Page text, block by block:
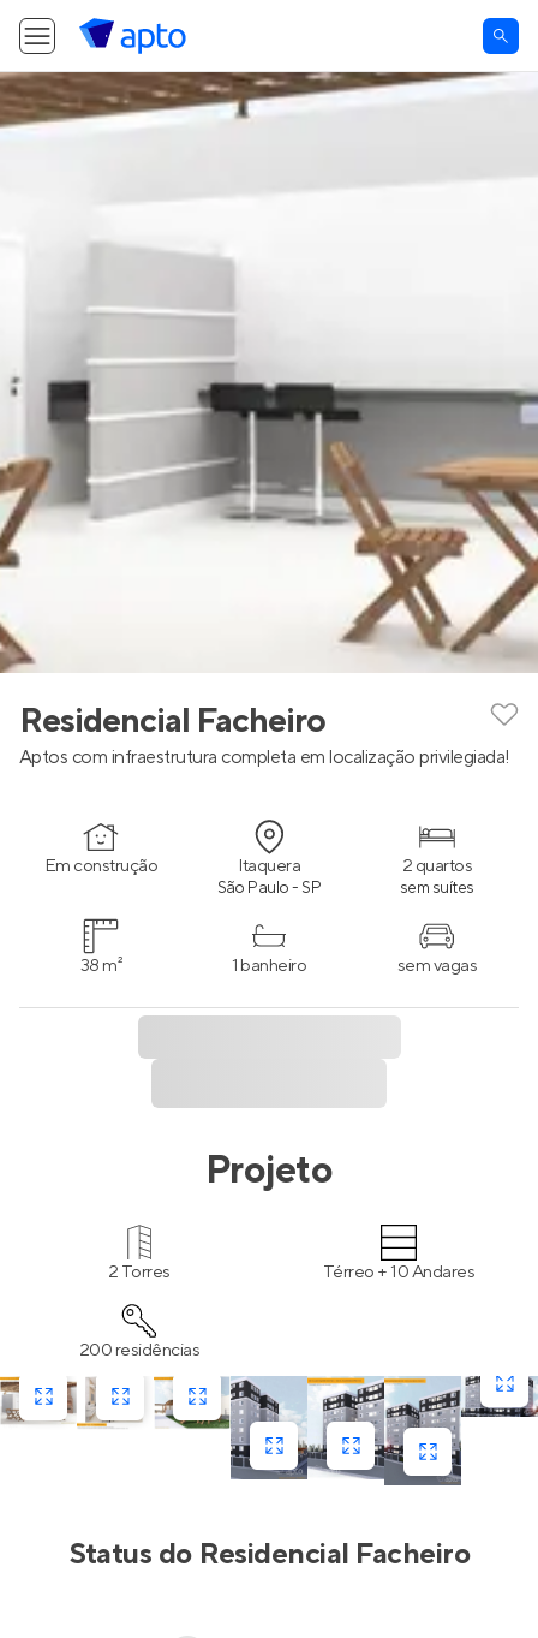
Residencial Facheiro
Aptos com infraestrutura completa em localização privilegiada!
Em construção Itaquera
São Paulo - SP
2 quartos
sem suítes
38 m² 1 banheiro sem vagas
Projeto
2 Torres Térreo + 10 Andares
200 residências
Status do Residencial Facheiro